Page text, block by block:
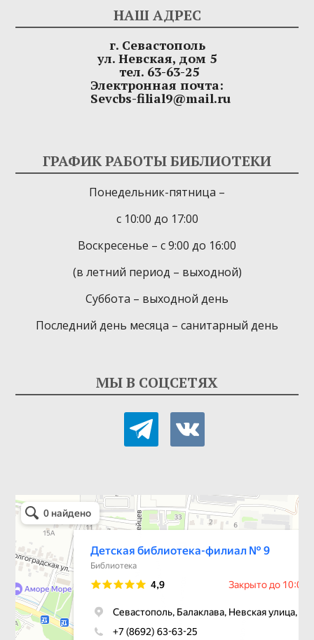
НАШ АДРЕС
г. Севастополь
ул. Невская, дом 5
тел. 63-63-25
Электронная почта:
Sevcbs-filial9@mail.ru
ГРАФИК РАБОТЫ БИБЛИОТЕКИ
Понедельник-пятница –
с 10:00 до 17:00
Воскресенье – с 9:00 до 16:00
(в летний период – выходной)
Суббота – выходной день
Последний день месяца – санитарный день
МЫ В СОЦСЕТЯХ
telegramvkontakte
Детская библиотека-филиал № 9
Библиотека в Севастополе